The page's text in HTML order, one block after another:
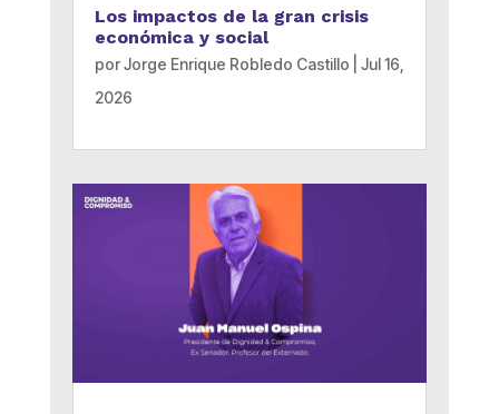
Los impactos de la gran crisis
económica y social
porJorge Enrique Robledo Castillo
Jul 16,
2026